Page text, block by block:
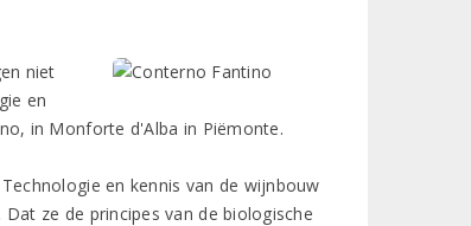
niet
en
in Monforte d'Alba in Piëmonte.
en kennis van de wijnbouw
ze de principes van de biologische